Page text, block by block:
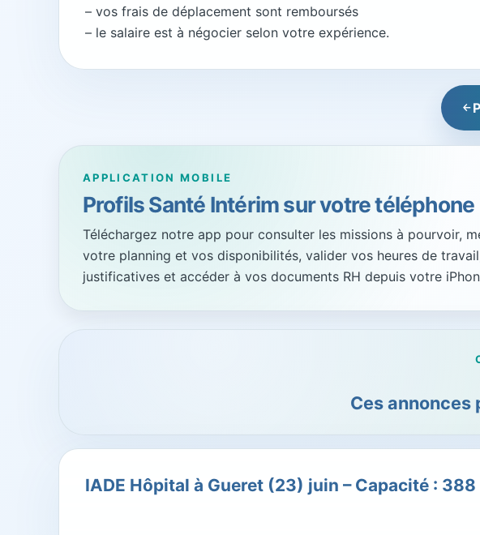
– vos frais de déplacement sont remboursés
– le salaire est à négocier selon votre expérience.
APPLICATION MOBILE
Profils Santé Intérim sur votre téléphone
Téléchargez notre app pour consulter les missions à pourvoir,
votre planning et vos disponibilités, valider vos heures de
justificatives et accéder à vos documents RH depuis votre
Ces annonces
IADE Hôpital à Gueret (23) juin – Capacité :